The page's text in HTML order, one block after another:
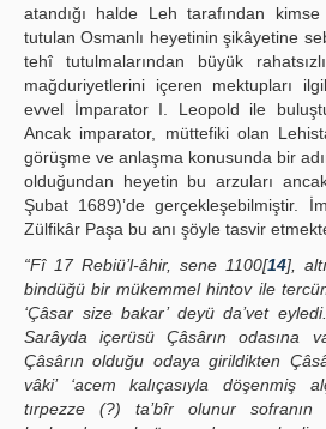
atandığı halde Leh tarafından
tutulan Osmanlı heyetinin şikâyetine
tehî tutulmalarından büyük
mağduriyetlerini içeren mektupları
evvel İmparator I. Leopold ile
Ancak imparator, müttefiki olan
görüşme ve anlaşma konusunda bir
olduğundan heyetin bu arzuları
Şubat 1689)’de gerçekleşebilmiştir.
Zülfikâr Paşa bu anı şöyle tasvir
“Fî 17 Rebiü’l-âhir, sene 1100[14],
bindüğü bir mükemmel hintov ile
‘Çâsar size bakar’ deyü da’vet
Sarâyda içerüsü Çâsârın odasına
Çâsârın olduğu odaya girildikten
vâki’ ‘acem kalıçasıyla döşenmiş
tırpezze (?) ta’bîr olunur